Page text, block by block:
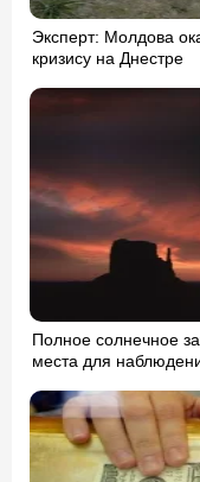
Эксперт: Молдова
кризису на Днестре
Полное солнечное
места для